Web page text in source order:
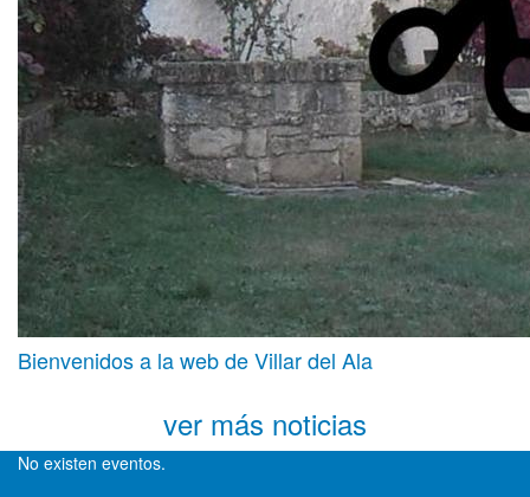
Bienvenidos a la web de Villar del Ala
ver más noticias
No existen eventos.